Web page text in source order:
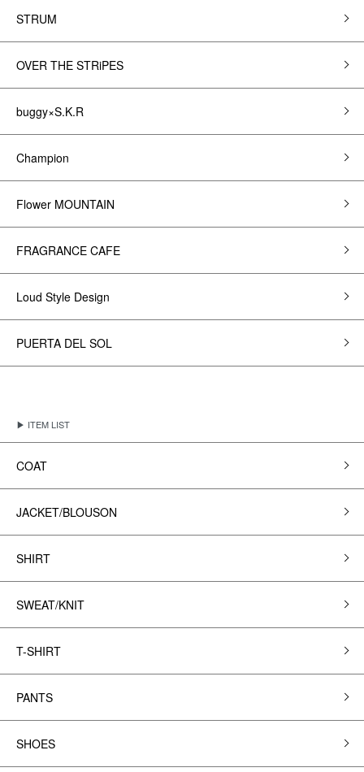
STRUM
OVER THE STRiPES
buggy×S.K.R
Champion
Flower MOUNTAIN
FRAGRANCE CAFE
Loud Style Design
PUERTA DEL SOL
▶ ITEM LIST
COAT
JACKET/BLOUSON
SHIRT
SWEAT/KNIT
T-SHIRT
PANTS
SHOES